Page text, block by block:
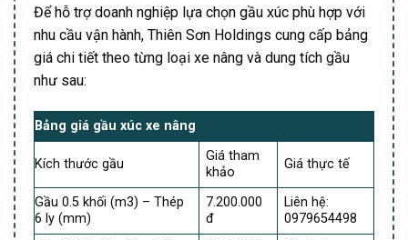
Để hỗ trợ doanh nghiệp lựa chọn gầu xúc phù hợp với
nhu cầu vận hành, Thiên Sơn Holdings cung cấp bảng
giá chi tiết theo từng loại xe nâng và dung tích gầu
như sau:
Bảng giá gầu xúc xe nâng
Kích thước gầu
Giá tham
khảo
Giá thực tế
Gầu 0.5 khối (m3) – Thép
6 ly (mm)
7.200.000
đ
Liên hệ:
0979654498